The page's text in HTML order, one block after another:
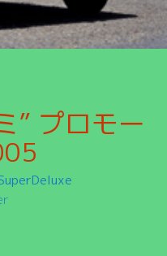
” プロモー